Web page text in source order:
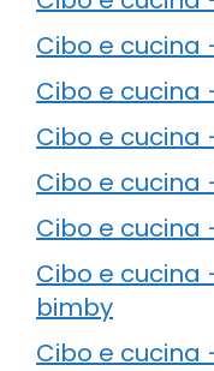
Cibo e cucina
Cibo e cucina
Cibo e cucina
Cibo e
Cibo e cucina
Cibo e cucina
bimby
Cibo e cucina